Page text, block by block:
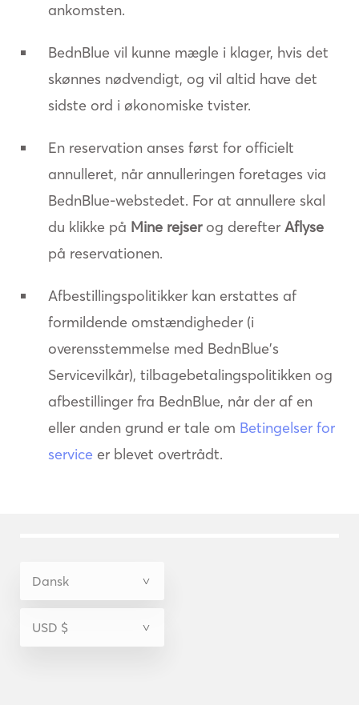
ankomsten.
BednBlue vil kunne mægle i klager, hvis det
skønnes nødvendigt, og vil altid have det
sidste ord i økonomiske tvister.
En reservation anses først for officielt
annulleret, når annulleringen foretages via
BednBlue-webstedet. For at annullere skal
du klikke på Mine rejserog derefter Aflyse
på reservationen.
Afbestillingspolitikker kan erstattes af
formildende omstændigheder (i
overensstemmelse med BednBlue's
Servicevilkår), tilbagebetalingspolitikken og
afbestillinger fra BednBlue, når der af en
eller anden grund er tale om Betingelser for
service er blevet overtrådt.